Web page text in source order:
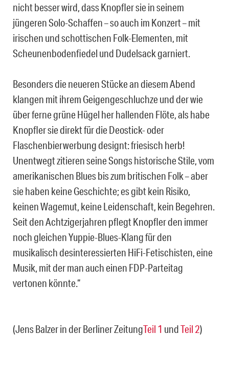
nicht besser wird, dass Knopfler sie in seinem
jüngeren Solo-Schaffen – so auch im Konzert – mit
irischen und schottischen Folk-Elementen, mit
Scheunenbodenfiedel und Dudelsack garniert.
Besonders die neueren Stücke an diesem Abend
klangen mit ihrem Geigengeschluchze und der wie
über ferne grüne Hügel her hallenden Flöte, als habe
Knopfler sie direkt für die Deostick- oder
Flaschenbierwerbung designt: friesisch herb!
Unentwegt zitieren seine Songs historische Stile, vom
amerikanischen Blues bis zum britischen Folk – aber
sie haben keine Geschichte; es gibt kein Risiko,
keinen Wagemut, keine Leidenschaft, kein Begehren.
Seit den Achtzigerjahren pflegt Knopfler den immer
noch gleichen Yuppie-Blues-Klang für den
musikalisch desinteressierten HiFi-Fetischisten, eine
Musik, mit der man auch einen FDP-Parteitag
vertonen könnte.“
(Jens Balzer in der Berliner ZeitungTeil 1 undTeil 2)